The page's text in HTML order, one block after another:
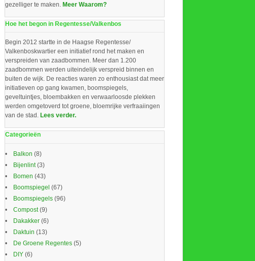
gezelliger te maken. Meer Waarom?
Hoe het begon in Regentesse/Valkenbos
Begin 2012 startte in de Haagse Regentesse/
Valkenboskwartier een initiatief rond het maken en
verspreiden van zaadbommen. Meer dan 1.200
zaadbommen werden uiteindelijk verspreid binnen en
buiten de wijk. De reacties waren zo enthousiast dat meer
initiatieven op gang kwamen, boomspiegels,
geveltuintjes, bloembakken en verwaarloosde plekken
werden omgetoverd tot groene, bloemrijke verfraaiingen
van de stad. Lees verder.
Categorieën
Balkon (8)
Bijenlint(3)
Bomen (43)
Boomspiegel (67)
Boomspiegels(96)
Compost(9)
Dakakker(6)
Daktuin (13)
De Groene Regentes(5)
DIY(6)